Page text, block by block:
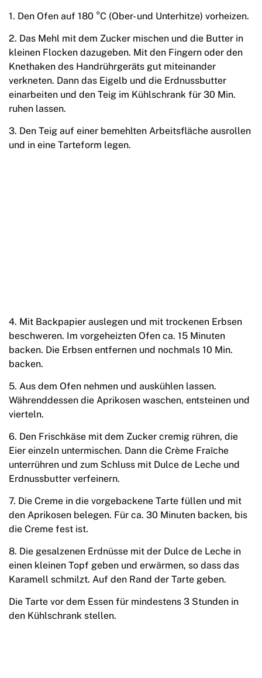
1. Den Ofen auf 180 °C (Ober- und Unterhitze) vorheizen.
2. Das Mehl mit dem Zucker mischen und die Butter in
kleinen Flocken dazugeben. Mit den Fingern oder den
Knethaken des Handrührgeräts gut miteinander
verkneten. Dann das Eigelb und die Erdnussbutter
einarbeiten und den Teig im Kühlschrank für 30 Min.
ruhen lassen.
3. Den Teig auf einer bemehlten Arbeitsfläche ausrollen
und in eine Tarteform legen.
4. Mit Backpapier auslegen und mit trockenen Erbsen
beschweren. Im vorgeheizten Ofen ca. 15 Minuten
backen. Die Erbsen entfernen und nochmals 10 Min.
backen.
5. Aus dem Ofen nehmen und auskühlen lassen.
Währenddessen die Aprikosen waschen, entsteinen und
vierteln.
6. Den Frischkäse mit dem Zucker cremig rühren, die
Eier einzeln untermischen. Dann die Crème Fraîche
unterrühren und zum Schluss mit Dulce de Leche und
Erdnussbutter verfeinern.
7. Die Creme in die vorgebackene Tarte füllen und mit
den Aprikosen belegen. Für ca. 30 Minuten backen, bis
die Creme fest ist.
8. Die gesalzenen Erdnüsse mit der Dulce de Leche in
einen kleinen Topf geben und erwärmen, so dass das
Karamell schmilzt. Auf den Rand der Tarte geben.
Die Tarte vor dem Essen für mindestens 3 Stunden in
den Kühlschrank stellen.